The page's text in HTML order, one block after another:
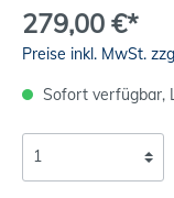
279,00 €*
Preise inkl. MwSt.
Sofort verfügbar,